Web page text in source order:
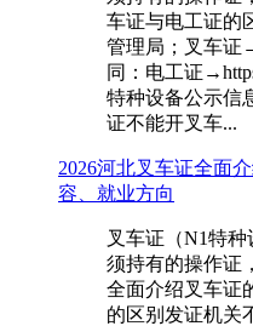
车证与电工证的
管理局；叉车证
同：电工证
特种设备公示信
证不能开叉车...
2026河北叉车证全面
容、就业方向
叉车证（N1特
须持有的操作证
全面介绍叉车证
的区别发证机关